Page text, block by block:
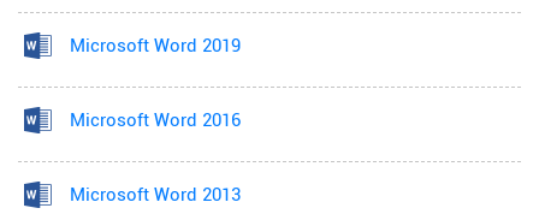
Microsoft Word 2019
Microsoft Word 2016
Microsoft Word 2013